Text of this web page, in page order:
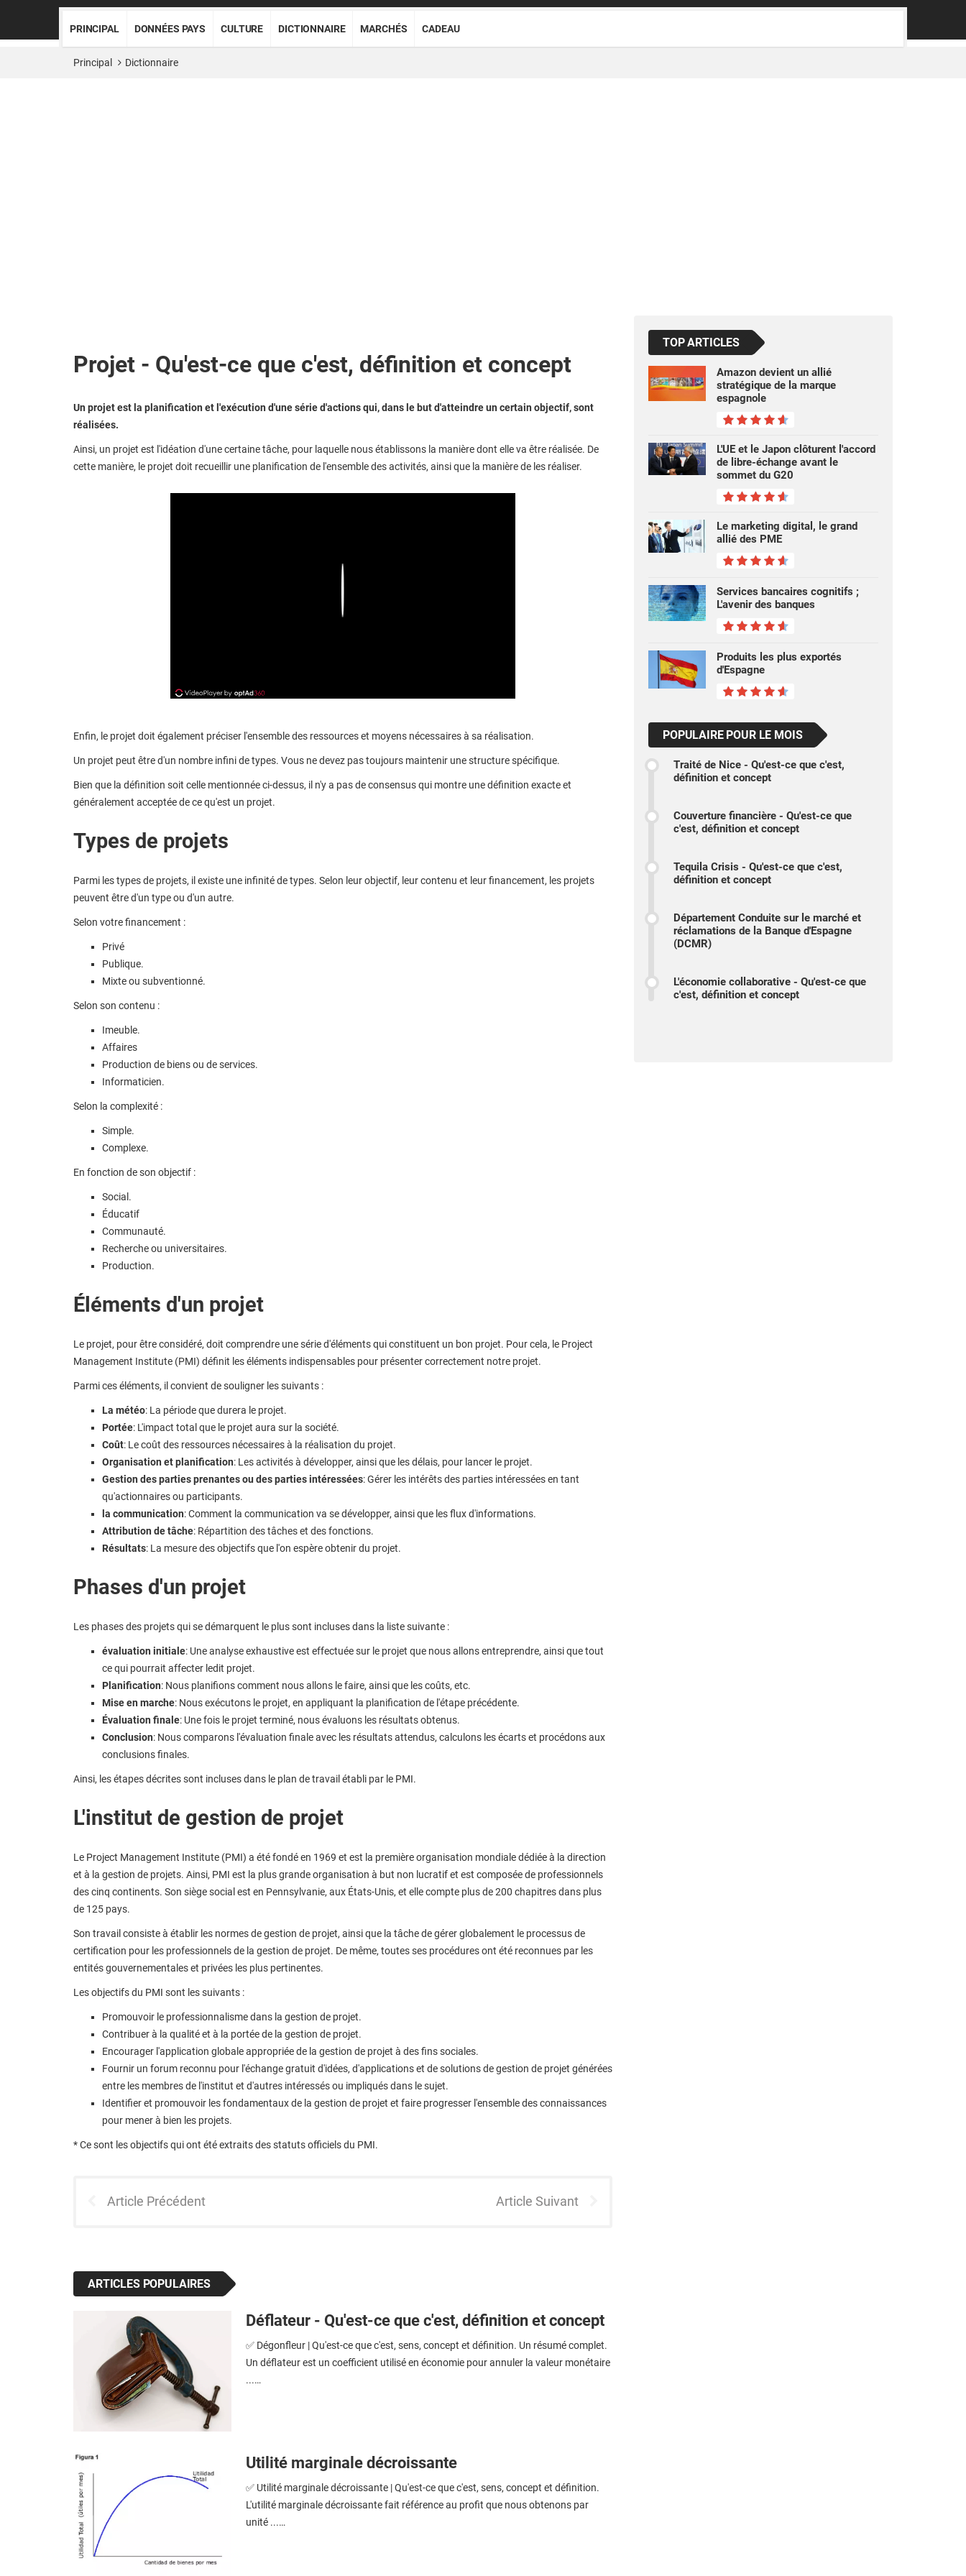
PRINCIPAL DONNÉES PAYS CULTURE DICTIONNAIRE MARCHÉS CADEAU
Principal Dictionnaire
Projet - Qu'est-ce que c'est, définition et concept
Un projet est la planification et l'exécution d'une série d'actions qui, dans le but d'atteindre un certain objectif, sont
réalisées.
Ainsi, un projet est l'idéation d'une certaine tâche, pour laquelle nous établissons la manière dont elle va être réalisée. De
cette manière, le projet doit recueillir une planification de l'ensemble des activités, ainsi que la manière de les réaliser.
Enfin, le projet doit également préciser l'ensemble des ressources et moyens nécessaires à sa réalisation.
Un projet peut être d'un nombre infini de types. Vous ne devez pas toujours maintenir une structure spécifique.
Bien que la définition soit celle mentionnée ci-dessus, il n'y a pas de consensus qui montre une définition exacte et
généralement acceptée de ce qu'est un projet.
Types de projets
Parmi les types de projets, il existe une infinité de types. Selon leur objectif, leur contenu et leur financement, les projets
peuvent être d'un type ou d'un autre.
Selon votre financement :
Privé
Publique.
Mixte ou subventionné.
Selon son contenu :
Imeuble.
Affaires
Production de biens ou de services.
Informaticien.
Selon la complexité :
Simple.
Complexe.
En fonction de son objectif :
Social.
Éducatif
Communauté.
Recherche ou universitaires.
Production.
Éléments d'un projet
Le projet, pour être considéré, doit comprendre une série d'éléments qui constituent un bon projet. Pour cela, le Project
Management Institute (PMI) définit les éléments indispensables pour présenter correctement notre projet.
Parmi ces éléments, il convient de souligner les suivants :
La météo: La période que durera le projet.
Portée: L'impact total que le projet aura sur la société.
Coût: Le coût des ressources nécessaires à la réalisation du projet.
Organisation et planification: Les activités à développer, ainsi que les délais, pour lancer le projet.
Gestion des parties prenantes ou des parties intéressées: Gérer les intérêts des parties intéressées en tant
qu'actionnaires ou participants.
la communication: Comment la communication va se développer, ainsi que les flux d'informations.
Attribution de tâche: Répartition des tâches et des fonctions.
Résultats: La mesure des objectifs que l'on espère obtenir du projet.
Phases d'un projet
Les phases des projets qui se démarquent le plus sont incluses dans la liste suivante :
évaluation initiale: Une analyse exhaustive est effectuée sur le projet que nous allons entreprendre, ainsi que tout
ce qui pourrait affecter ledit projet.
Planification: Nous planifions comment nous allons le faire, ainsi que les coûts, etc.
Mise en marche: Nous exécutons le projet, en appliquant la planification de l'étape précédente.
Évaluation finale: Une fois le projet terminé, nous évaluons les résultats obtenus.
Conclusion: Nous comparons l'évaluation finale avec les résultats attendus, calculons les écarts et procédons aux
conclusions finales.
Ainsi, les étapes décrites sont incluses dans le plan de travail établi par le PMI.
L'institut de gestion de projet
Le Project Management Institute (PMI) a été fondé en 1969 et est la première organisation mondiale dédiée à la direction
et à la gestion de projets. Ainsi, PMI est la plus grande organisation à but non lucratif et est composée de professionnels
des cinq continents. Son siège social est en Pennsylvanie, aux États-Unis, et elle compte plus de 200 chapitres dans plus
de 125 pays.
Son travail consiste à établir les normes de gestion de projet, ainsi que la tâche de gérer globalement le processus de
certification pour les professionnels de la gestion de projet. De même, toutes ses procédures ont été reconnues par les
entités gouvernementales et privées les plus pertinentes.
Les objectifs du PMI sont les suivants :
Promouvoir le professionnalisme dans la gestion de projet.
Contribuer à la qualité et à la portée de la gestion de projet.
Encourager l'application globale appropriée de la gestion de projet à des fins sociales.
Fournir un forum reconnu pour l'échange gratuit d'idées, d'applications et de solutions de gestion de projet générées
entre les membres de l'institut et d'autres intéressés ou impliqués dans le sujet.
Identifier et promouvoir les fondamentaux de la gestion de projet et faire progresser l'ensemble des connaissances
pour mener à bien les projets.
* Ce sont les objectifs qui ont été extraits des statuts officiels du PMI.
Article Précédent Article Suivant
ARTICLES POPULAIRES
Déflateur - Qu'est-ce que c'est, définition et concept
✅ Dégonfleur | Qu'est-ce que c'est, sens, concept et définition. Un résumé complet.
Un déflateur est un coefficient utilisé en économie pour annuler la valeur monétaire
...…
Utilité marginale décroissante
✅ Utilité marginale décroissante | Qu'est-ce que c'est, sens, concept et définition.
L'utilité marginale décroissante fait référence au profit que nous obtenons par
unité ...…
TOP ARTICLES
Amazon devient un allié
stratégique de la marque
espagnole
L'UE et le Japon clôturent l'accord
de libre-échange avant le
sommet du G20
Le marketing digital, le grand
allié des PME
Services bancaires cognitifs ;
L'avenir des banques
Produits les plus exportés
d'Espagne
POPULAIRE POUR LE MOIS
Traité de Nice - Qu'est-ce que c'est,
définition et concept
Couverture financière - Qu'est-ce que
c'est, définition et concept
Tequila Crisis - Qu'est-ce que c'est,
définition et concept
Département Conduite sur le marché et
réclamations de la Banque d'Espagne
(DCMR)
L'économie collaborative - Qu'est-ce que
c'est, définition et concept